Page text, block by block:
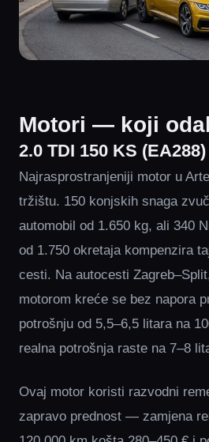
Motori — koji
2.0 TDI 150 KS (EA288)
Najrasprostranjeniji motor u
tržištu. 150 konjskih snaga
automobil od 1.650 kg, ali 340
od 1.750 okretaja kompenzira
cesti. Na autocesti
motorom kreće se bez napora
potrošnju od 5,5–6,5 litara na
realna potrošnja raste na 7–8
Ovaj motor koristi razvodni
zapravo prednost — zamjena